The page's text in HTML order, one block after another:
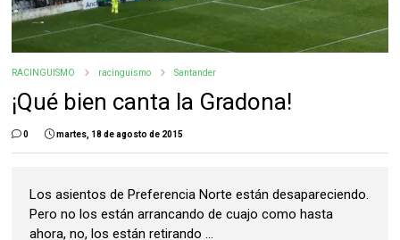
RACINGUISMO racinguismo Santander
¡Qué bien canta la Gradona!
0 martes, 18 de agosto de 2015
Los asientos de Preferencia Norte están desapareciendo.
Pero no los están arrancando de cuajo como hasta
ahora, no, los están retirando ...